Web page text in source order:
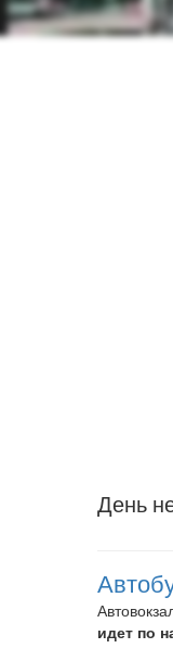
День
идет по